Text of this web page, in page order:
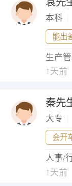
本科
能出
生产
1天前
秦先
大专
会开
人事/
1天前